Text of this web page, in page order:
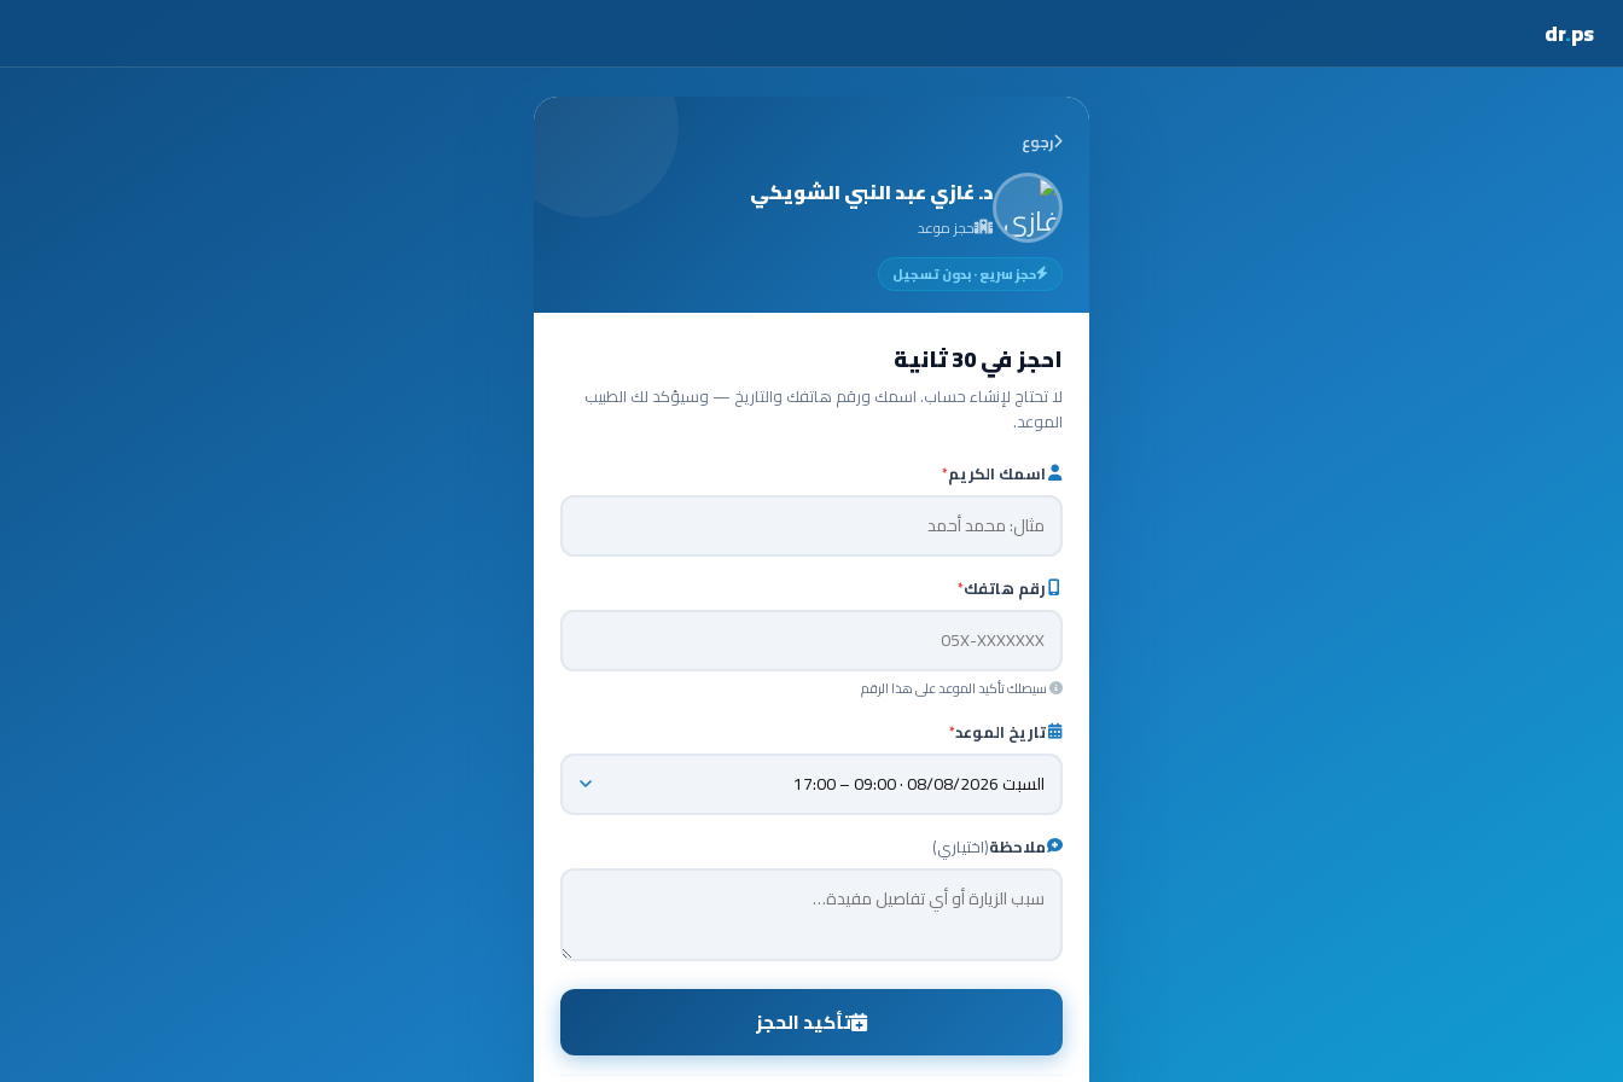
dr.ps
رجوع
د. غازي عبد النبي الشويكي
حجز موعد
حجز سريع · بدون تسجيل
احجز في 30 ثانية
لا تحتاج لإنشاء حساب. اسمك ورقم هاتفك والتاريخ — وسيؤكد لك الطبيب
الموعد.
اسمك الكريم*
رقم هاتفك*
سيصلك تأكيد الموعد على هذا الرقم
تاريخ الموعد*
ملاحظة(اختياري)
تأكيد الحجز